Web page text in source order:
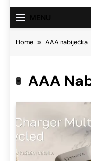
Home AAA nabíječka
AAA